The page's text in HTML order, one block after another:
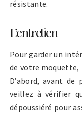
résistante.
L’entretien
Pour garder un
de votre
D’abord, avant
veillez à vérifier
dépoussiéré pour